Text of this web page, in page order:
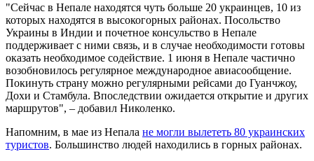
"Сейчас в Непале находятся чуть больше 20 украинцев, 10 из
которых находятся в высокогорных районах. Посольство
Украины в Индии и почетное консульство в Непале
поддерживает с ними связь, и в случае необходимости готовы
оказать необходимое содействие. 1 июня в Непале частично
возобновилось регулярное международное авиасообщение.
Покинуть страну можно регулярными рейсами до Гуанчжоу,
Дохи и Стамбула. Впоследствии ожидается открытие и других
маршрутов", – добавил Николенко.
Напомним, в мае из Непала не могли вылететь 80 украинских
туристов. Большинство людей находились в горных районах.